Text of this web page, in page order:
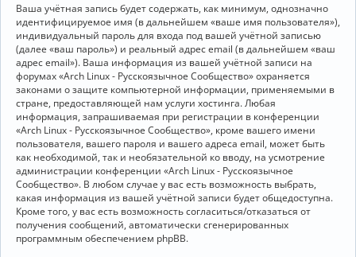
Ваша учётная запись будет содержать, как минимум, однозначно
идентифицируемое имя (в дальнейшем «ваше имя пользователя»),
индивидуальный пароль для входа под вашей учётной записью
(далее «ваш пароль») и реальный адрес email (в дальнейшем «ваш
адрес email»). Ваша информация из вашей учётной записи на
форумах «Arch Linux - Русскоязычное Сообщество» охраняется
законами о защите компьютерной информации, применяемыми в
стране, предоставляющей нам услуги хостинга. Любая
информация, запрашиваемая при регистрации в конференции
«Arch Linux - Русскоязычное Сообщество», кроме вашего имени
пользователя, вашего пароля и вашего адреса email, может быть
как необходимой, так и необязательной ко вводу, на усмотрение
администрации конференции «Arch Linux - Русскоязычное
Сообщество». В любом случае у вас есть возможность выбрать,
какая информация из вашей учётной записи будет общедоступна.
Кроме того, у вас есть возможность согласиться/отказаться от
получения сообщений, автоматически сгенерированных
программным обеспечением phpBB.